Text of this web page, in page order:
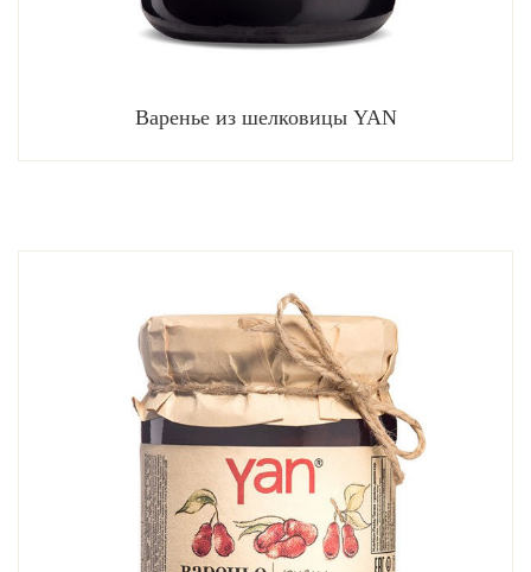
Варенье из шелковицы YAN